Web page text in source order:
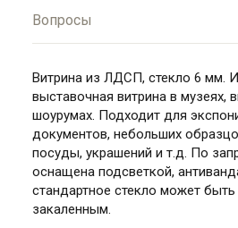
Вопросы
Витрина из ЛДСП, стекло 6 мм.
выставочная витрина в музеях,
шоурумах. Подходит для
документов, небольших
посуды, украшений и т.д. По
оснащена подсветкой,
стандартное стекло может
закаленным.